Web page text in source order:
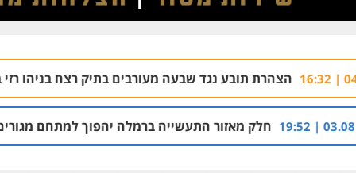
תובע נגד שבעה מעורבים בתיק רצח בניהו רזי בירושלים 04.08 | 13:37
התעשייה ברמלה יהפוך למתחם מגורים עם 1,700 יחידות דיור